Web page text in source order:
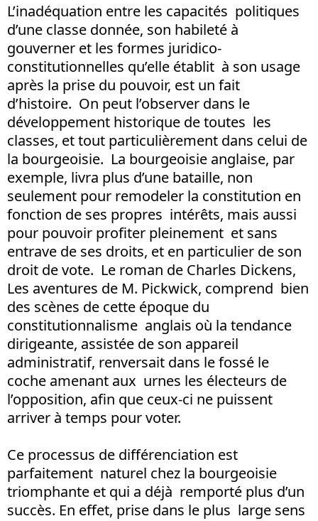
L’inadéquation entre les capacités politiques
d’une classe donnée, son habileté à
gouverner et les formes juridico-
constitutionnelles qu’elle établit à son usage
après la prise du pouvoir, est un fait
d’histoire. On peut l’observer dans le
développement historique de toutes les
classes, et tout particulièrement dans celui de
la bourgeoisie. La bourgeoisie anglaise, par
exemple, livra plus d’une bataille, non
seulement pour remodeler la constitution en
fonction de ses propres intérêts, mais aussi
pour pouvoir profiter pleinement et sans
entrave de ses droits, et en particulier de son
droit de vote. Le roman de Charles Dickens,
Les aventures de M. Pickwick, comprend bien
des scènes de cette époque du
constitutionnalisme anglais où la tendance
dirigeante, assistée de son appareil
administratif, renversait dans le fossé le
coche amenant aux urnes les électeurs de
l’opposition, afin que ceux-ci ne puissent
arriver à temps pour voter.
Ce processus de différenciation est
parfaitement naturel chez la bourgeoisie
triomphante et qui a déjà remporté plus d’un
succès. En effet, prise dans le plus large sens